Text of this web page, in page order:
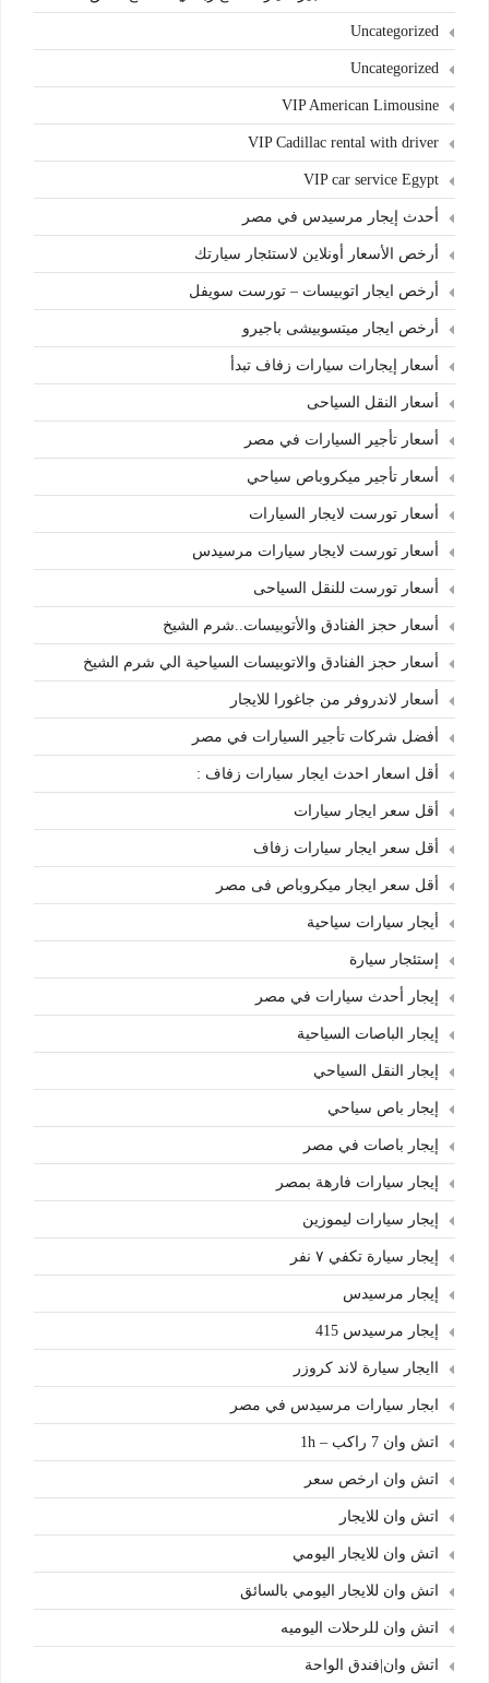
Uncategorized
Uncategorized
VIP American Limousine
VIP Cadillac rental with driver
VIP car service Egypt
أحدث إيجار مرسيدس في مصر
أرخص الأسعار أونلاين لاستئجار سيارتك
أرخص ايجار اتوبيسات – تورست سويفل
أرخص ايجار ميتسوبيشى باجيرو
أسعار إيجارات سيارات زفاف تبدأ
أسعار النقل السياحى
أسعار تأجير السيارات في مصر
أسعار تأجير ميكروباص سياحي
أسعار تورست لايجار السيارات
أسعار تورست لايجار سيارات مرسيدس
أسعار تورست للنقل السياحى
أسعار حجز الفنادق والأتوبيسات..شرم الشيخ
أسعار حجز الفنادق والاتوبيسات السياحية الي شرم الشيخ
أسعار لاندروفر من جاغورا للايجار
أفضل شركات تأجير السيارات في مصر
أقل اسعار احدث ايجار سيارات زفاف :
أقل سعر ايجار سيارات
أقل سعر ايجار سيارات زفاف
أقل سعر ايجار ميكروباص فى مصر
أيجار سيارات سياحية
إستئجار سيارة
إيجار أحدث سيارات في مصر
إيجار الباصات السياحية
إيجار النقل السياحي
إيجار باص سياحي
إيجار باصات في مصر
إيجار سيارات فارهة بمصر
إيجار سيارات ليموزين
إيجار سيارة تكفي ٧ نفر
إيجار مرسيدس
إيجار مرسيدس 415
اايجار سيارة لاند كروزر
ابجار سيارات مرسيدس في مصر
اتش وان 7 راكب – 1h
اتش وان ارخص سعر
اتش وان للايجار
اتش وان للايجار اليومي
اتش وان للايجار اليومي بالسائق
اتش وان للرحلات اليوميه
اتش وان|فندق الواحة